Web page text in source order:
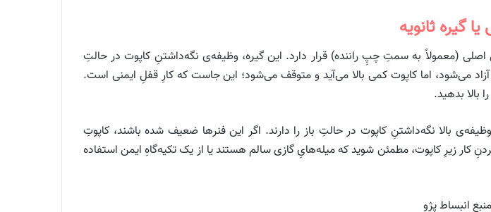
گیره ثانویه
(معمولاً به سمتِ چپِ راننده) قرار دارد. این گیره، وظیفه‌ی نگه‌داشتنِ کاپوت در حالتِ
می‌شود، اما کاپوت کمی بالا می‌آید و متوقف می‌شود؛ این جاست که کارِ قفلِ ایمنی است.
بالا بدهید.
بالا نگه‌داشتنِ کاپوت در حالتِ باز را دارند. اگر این فنرها ضعیف شده باشند، کاپوتِ
زیرِ کاپوت، مطمئن شوید که میله‌هایِ گازی سالم هستند یا از یک تکیه‌گاهِ ایمن استفاده